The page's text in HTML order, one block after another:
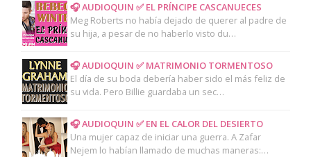
🎧 AUDIOQUIN ✅ EL PRÍNCIPE CASCANUECES
Meg Roberts no había dejado de querer al padre de
su hija, a pesar de no haberlo visto du…
🎧 AUDIOQUIN ✅ MATRIMONIO TORMENTOSO
El día de su boda debería haber sido el más feliz de
su vida. Pero Billie guardaba un sec…
🎧 AUDIOQUIN ✅ EN EL CALOR DEL DESIERTO
Una mujer capaz de iniciar una guerra. A Zafar
Nejem lo habían llamado de muchas maneras:…